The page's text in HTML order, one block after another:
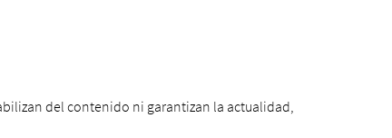
del contenido ni garantizan la actualidad,